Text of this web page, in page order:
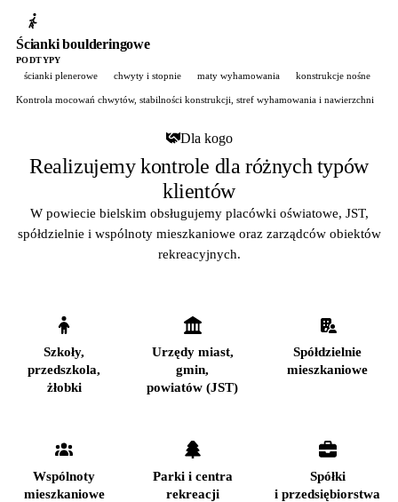
Ścianki boulderingowe
PODTYPY
ścianki plenerowe chwyty i stopnie maty wyhamowania konstrukcje nośne
Kontrola mocowań chwytów, stabilności konstrukcji, stref wyhamowania i nawierzchni
Dla kogo
Realizujemy kontrole dla różnych typów
klientów
W powiecie bielskim obsługujemy placówki oświatowe, JST,
spółdzielnie i wspólnoty mieszkaniowe oraz zarządców obiektów
rekreacyjnych.
Szkoły,
przedszkola,
żłobki
Urzędy miast,
gmin,
powiatów (JST)
Spółdzielnie
mieszkaniowe
Wspólnoty
mieszkaniowe
Parki i centra
rekreacji
Spółki
i przedsiębiorstwa